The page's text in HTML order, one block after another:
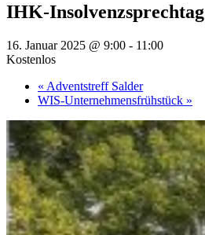
IHK-Insolvenzsprechtag
16. Januar 2025 @ 9:00 - 11:00
Kostenlos
« Adventstreff Salder
WIS-Unternehmensfrühstück »